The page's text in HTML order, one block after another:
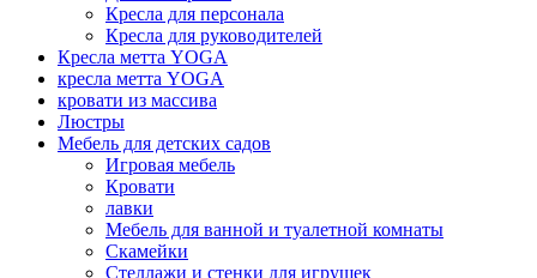
Кресла для персонала
Кресла для руководителей
Кресла метта YOGA
кресла метта YOGA
кровати из массива
Люстры
Мебель для детских садов
Игровая мебель
Кровати
лавки
Мебель для ванной и туалетной комнаты
Скамейки
Стеллажи и стенки для игрушек